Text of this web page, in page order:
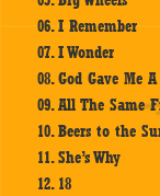
06. I Remember
07. I Wonder
08. God Gave Me
09. All The Same
10. Beers to the
11. She’s Why
12. 18